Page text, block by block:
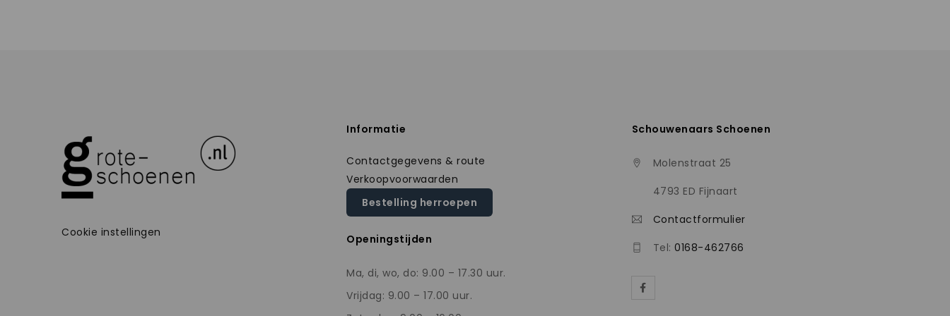
Cookie instellingen
Informatie
Contactgegevens & route
Verkoopvoorwaarden
Bestelling herroepen
Openingstijden
Ma, di, wo, do: 9.00 – 17.30 uur.
Vrijdag: 9.00 – 17.00 uur.
Schouwenaars Schoenen
Molenstraat 25
4793 ED Fijnaart
Contactformulier
Tel:0168-462766